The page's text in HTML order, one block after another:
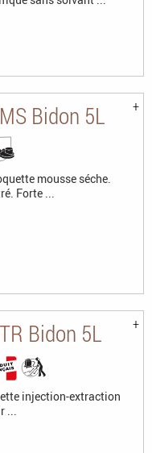
Bidon 5L
mousse séche.
Forte ...
Bidon 5L
injection-extraction
...